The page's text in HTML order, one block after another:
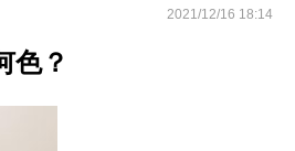
2021/12/16 18:14
色？